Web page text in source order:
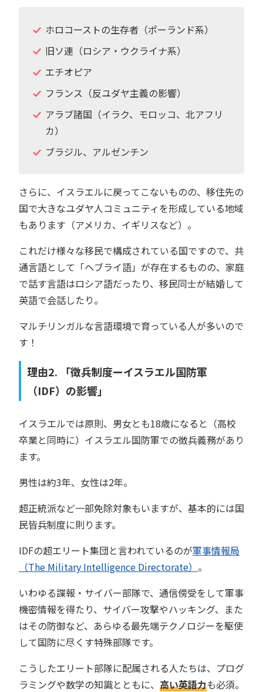
ホロコーストの生存者（ポーランド系）
旧ソ連（ロシア・ウクライナ系）
エチオピア
フランス（反ユダヤ主義の影響）
アラブ諸国（イラク、モロッコ、北アフリ
カ）
ブラジル、アルゼンチン
さらに、イスラエルに戻ってこないものの、移住先の
国で大きなユダヤ人コミュニティを形成している地域
もあります（アメリカ、イギリスなど）。
これだけ様々な移民で構成されている国ですので、共
通言語として「ヘブライ語」が存在するものの、家庭
で話す言語はロシア語だったり、移民同士が結婚して
英語で会話したり。
マルチリンガルな言語環境で育っている人が多いので
す！
理由2. 「徴兵制度ーイスラエル国防軍
（IDF）の影響」
イスラエルでは原則、男女とも18歳になると（高校
卒業と同時に）イスラエル国防軍での徴兵義務があり
ます。
男性は約3年、女性は2年。
超正統派など一部免除対象もいますが、基本的には国
民皆兵制度に則ります。
IDFの超エリート集団と言われているのが軍事情報局
（The Military Intelligence Directorate） 。
いわゆる諜報・サイバー部隊で、通信傍受をして軍事
機密情報を得たり、サイバー攻撃やハッキング、また
はその防御など、あらゆる最先端テクノロジーを駆使
して国防に尽くす特殊部隊です。
こうしたエリート部隊に配属される人たちは、プログ
ラミングや数学の知識とともに、 高い英語力も必須。